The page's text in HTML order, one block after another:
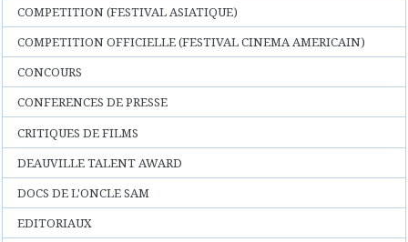
COMPETITION (FESTIVAL ASIATIQUE)
COMPETITION OFFICIELLE (FESTIVAL CINEMA AMERICAIN)
CONCOURS
CONFERENCES DE PRESSE
CRITIQUES DE FILMS
DEAUVILLE TALENT AWARD
DOCS DE L'ONCLE SAM
EDITORIAUX